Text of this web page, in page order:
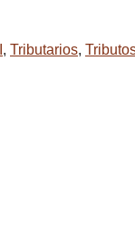
, Tributarios,